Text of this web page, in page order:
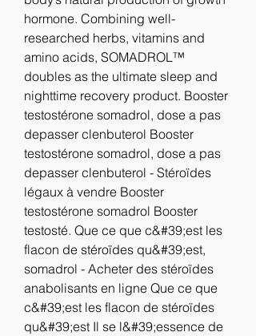
hormone. Combining well-
researched herbs, vitamins and
amino acids, SOMADROL™
doubles as the ultimate sleep and
nighttime recovery product. Booster
testostérone somadrol, dose a pas
depasser clenbuterol Booster
testostérone somadrol, dose a pas
depasser clenbuterol - Stéroïdes
légaux à vendre Booster
testostérone somadrol Booster
testosté. Que ce que c&#39;est les
flacon de stéroïdes qu&#39;est,
somadrol - Acheter des stéroïdes
anabolisants en ligne Que ce que
c&#39;est les flacon de stéroïdes
qu&#39;est Il se l&#39;essence de